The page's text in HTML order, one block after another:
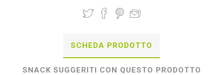
SCHEDA PRODOTTO
SNACK SUGGERITI CON QUESTO PRODOTTO